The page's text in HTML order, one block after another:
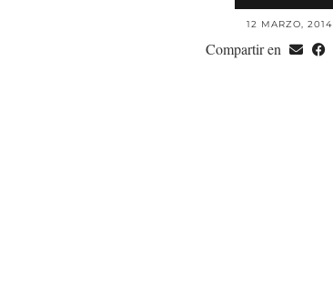
12 MARZO, 2014
Compartir en